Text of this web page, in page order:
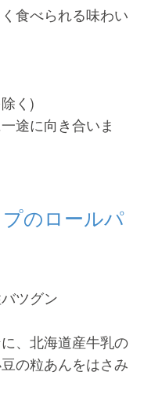
食べられる味わい
く)
途に向き合いま
のロールパ
ツグン
、北海道産牛乳の
の粒あんをはさみ